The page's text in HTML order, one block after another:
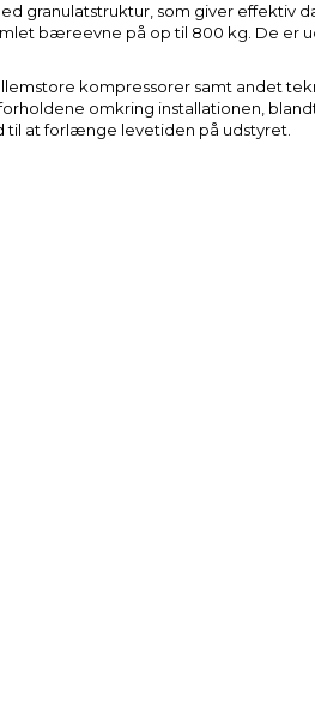
granulatstruktur, som giver effektiv
bæreevne på op til 800 kg. De er
kompressorer samt andet
omkring installationen,
til at forlænge levetiden på udstyret.